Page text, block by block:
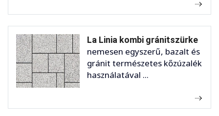
La Linia kombi gránitszürke
nemesen egyszerű, bazalt és
gránit természetes kőzúzalék
használatával ...